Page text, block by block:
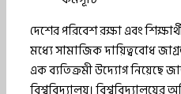
দেশের পরিবেশ রক্ষা এবং
মধ্যে সামাজিক দায়িত্ববোধ
এক ব্যতিক্রমী উদ্যোগ নিয়েছে